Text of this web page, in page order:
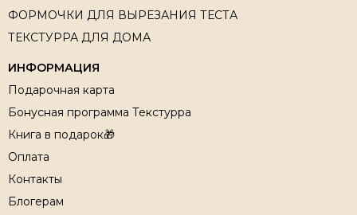
ФОРМОЧКИ ДЛЯ ВЫРЕЗАНИЯ ТЕСТА
ТЕКСТУРРА ДЛЯ ДОМА
ИНФОРМАЦИЯ
Подарочная карта
Бонусная программа Текстурра
Книга в подарок🎁
Оплата
Контакты
Блогерам